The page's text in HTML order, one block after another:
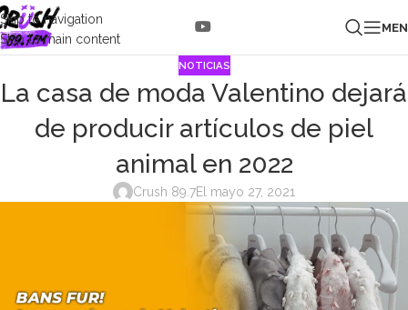
Skip to navigation
Skip to main content
NOTICIAS
La casa de moda Valentino dejará
de producir artículos de piel
animal en 2022
Crush 89.7El mayo 27, 2021